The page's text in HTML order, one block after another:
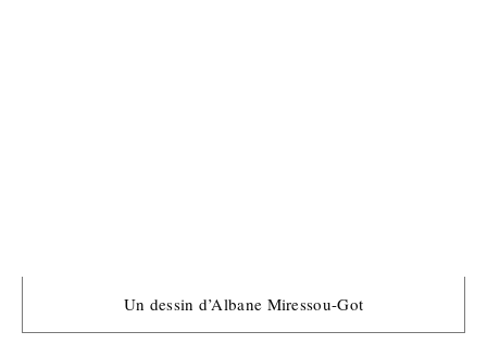
Un dessin d’Albane Miressou-Got